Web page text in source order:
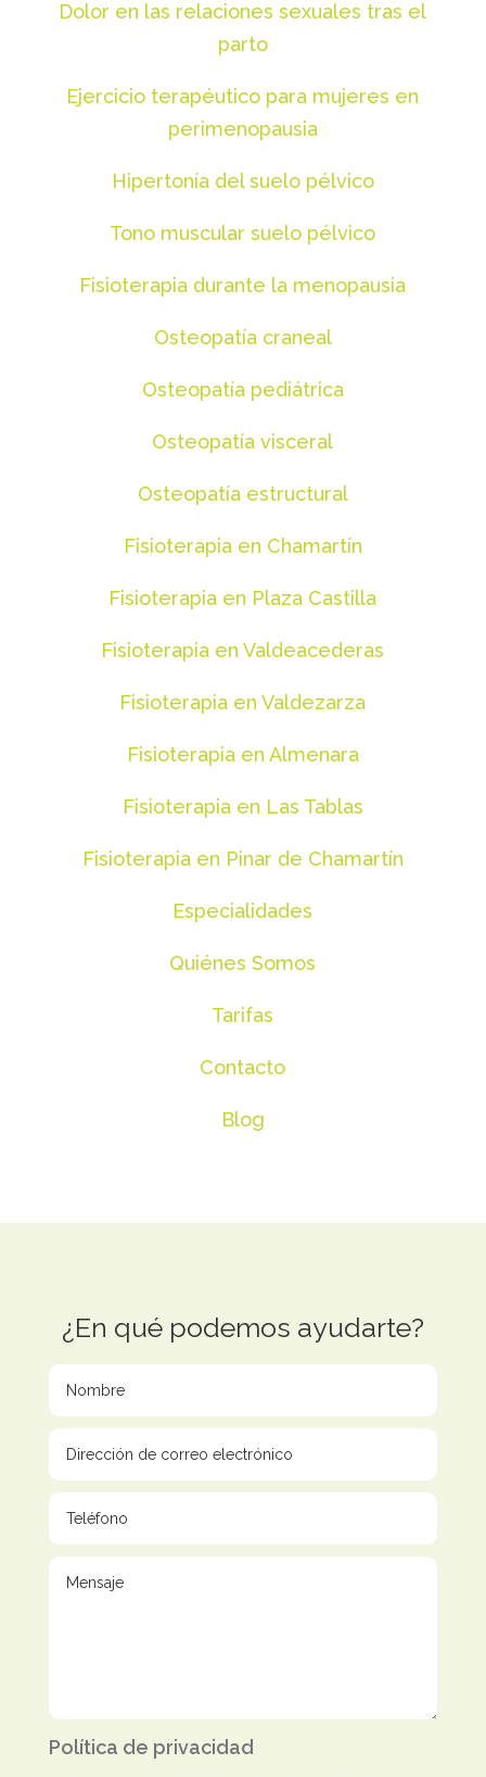
Dolor en las relaciones sexuales tras el
parto
Ejercicio terapéutico para mujeres en
perimenopausia
Hipertonía del suelo pélvico
Tono muscular suelo pélvico
Fisioterapia durante la menopausia
Osteopatía craneal
Osteopatía pediátrica
Osteopatía visceral
Osteopatía estructural
Fisioterapia en Chamartín
Fisioterapia en Plaza Castilla
Fisioterapia en Valdeacederas
Fisioterapia en Valdezarza
Fisioterapia en Almenara
Fisioterapia en Las Tablas
Fisioterapia en Pinar de Chamartín
Especialidades
Quiénes Somos
Tarifas
Contacto
Blog
¿En qué podemos ayudarte?
Política de privacidad